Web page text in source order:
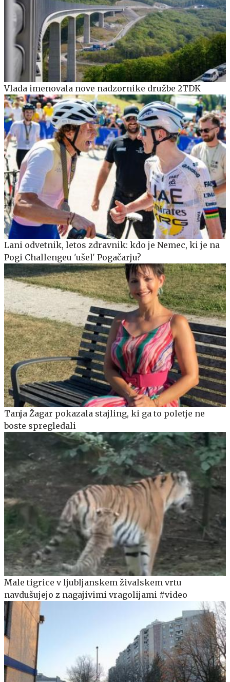
Vlada imenovala nove nadzornike družbe 2TDK
Lani odvetnik, letos zdravnik: kdo je Nemec, ki je na
Pogi Challengeu 'ušel' Pogačarju?
Tanja Žagar pokazala stajling, ki ga to poletje ne
boste spregledali
Male tigrice v ljubljanskem živalskem vrtu
navdušujejo z nagajivimi vragolijami #video